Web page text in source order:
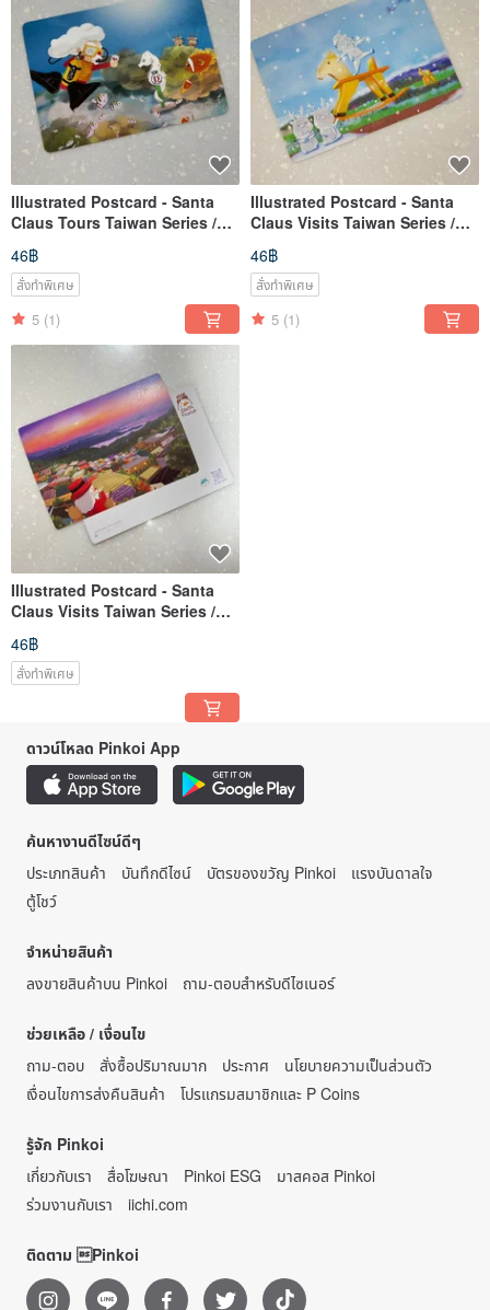
Illustrated Postcard - Santa
Claus Tours Taiwan Series /
Green Island Swim
46฿
สั่งทำพิเศษ
5 (1)
Illustrated Postcard - Santa
Claus Visits Taiwan Series /
Yilan Wooden Horse Castle
46฿
สั่งทำพิเศษ
5 (1)
Illustrated Postcard - Santa
Claus Visits Taiwan Series /
Jiufen Mountain Town
46฿
สั่งทำพิเศษ
ดาวน์โหลด Pinkoi App
ค้นหางานดีไซน์ดีๆ
ประเภทสินค้า
บันทึกดีไซน์ บัตรของขวัญ Pinkoi
แรงบันดาลใจ
ตู้โชว์
จำหน่ายสินค้า
ลงขายสินค้าบน Pinkoi
ถาม-ตอบสำหรับดีไซเนอร์
ช่วยเหลือ / เงื่อนไข
ถาม-ตอบ
สั่งซื้อปริมาณมาก ประกาศ
นโยบายความเป็นส่วนตัว
เงื่อนไขการส่งคืนสินค้า
โปรแกรมสมาชิกและ P Coins
รู้จัก Pinkoi
เกี่ยวกับเรา
สื่อโฆษณา Pinkoi ESG
มาสคอส Pinkoi
ร่วมงานกับเรา
iichi.com
ติดตาม Pinkoi